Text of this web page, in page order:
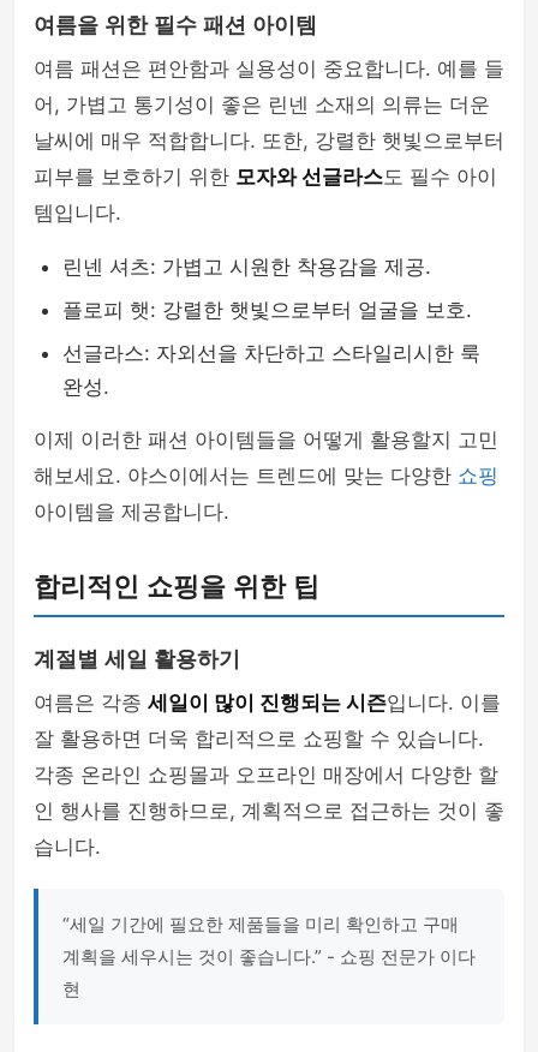
여름을 위한 필수 패션 아이템
여름 패션은 편안함과 실용성이 중요합니다. 예를 들
어, 가볍고 통기성이 좋은 린넨 소재의 의류는 더운
날씨에 매우 적합합니다. 또한, 강렬한 햇빛으로부터
피부를 보호하기 위한 모자와 선글라스도 필수 아이
템입니다.
린넨 셔츠: 가볍고 시원한 착용감을 제공.
플로피 햇: 강렬한 햇빛으로부터 얼굴을 보호.
선글라스: 자외선을 차단하고 스타일리시한 룩
완성.
이제 이러한 패션 아이템들을 어떻게 활용할지 고민
해보세요. 야스이에서는 트렌드에 맞는 다양한 쇼핑
아이템을 제공합니다.
합리적인 쇼핑을 위한 팁
계절별 세일 활용하기
여름은 각종 세일이 많이 진행되는 시즌입니다. 이를
잘 활용하면 더욱 합리적으로 쇼핑할 수 있습니다.
각종 온라인 쇼핑몰과 오프라인 매장에서 다양한 할
인 행사를 진행하므로, 계획적으로 접근하는 것이 좋
습니다.
“세일 기간에 필요한 제품들을 미리 확인하고 구매
계획을 세우시는 것이 좋습니다.” - 쇼핑 전문가 이다
현